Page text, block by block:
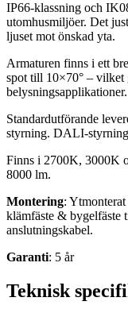
IP66-klassning och
utomhusmiljöer. Det
ljuset mot önskad yta.
Armaturen finns i ett
spot till 10×70° – vilket
belysningsapplikationer.
Standardutförande
styrning. DALI-
Finns i 2700K, 3000K
8000 lm.
Montering: Ytmonterat
klämfäste & bygelfäste
anslutningskabel.
Garanti: 5 år
Teknisk